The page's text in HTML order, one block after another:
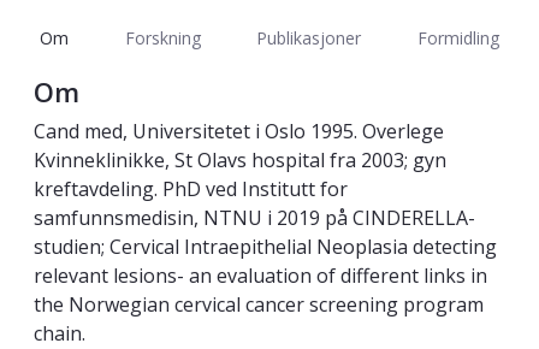
Om Forskning Publikasjoner Formidling
Om
Cand med, Universitetet i Oslo 1995. Overlege
Kvinneklinikke, St Olavs hospital fra 2003; gyn
kreftavdeling. PhD ved Institutt for
samfunnsmedisin, NTNU i 2019 på CINDERELLA-
studien; Cervical Intraepithelial Neoplasia detecting
relevant lesions- an evaluation of different links in
the Norwegian cervical cancer screening program
chain.